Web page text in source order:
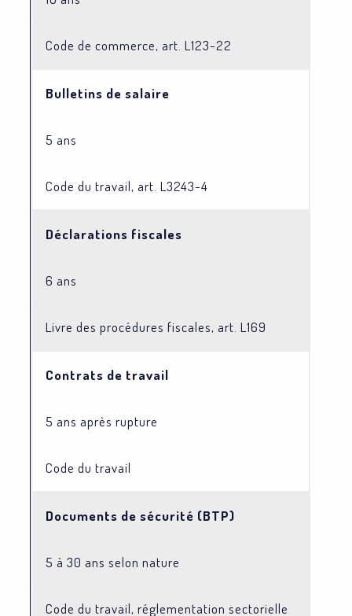
Code de commerce, art. L123-22
Bulletins de salaire
5 ans
Code du travail, art. L3243-4
Déclarations fiscales
6 ans
Livre des procédures fiscales, art. L169
Contrats de travail
5 ans après rupture
Code du travail
Documents de sécurité (BTP)
5 à 30 ans selon nature
Code du travail, réglementation sectorielle